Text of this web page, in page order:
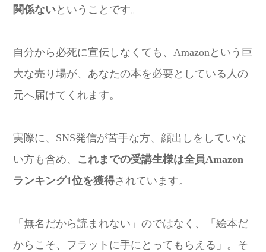
関係ないということです。
自分から必死に宣伝しなくても、Amazonという巨
大な売り場が、あなたの本を必要としている人の
元へ届けてくれます。
実際に、SNS発信が苦手な方、顔出しをしていな
い方も含め、 これまでの受講生様は全員Amazon
ランキング1位を獲得されています。
「無名だから読まれない」のではなく、「絵本だ
からこそ、フラットに手にとってもらえる」。そ